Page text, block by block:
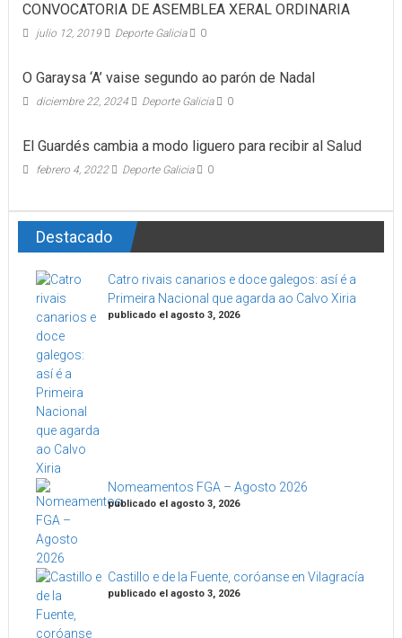
CONVOCATORIA DE ASEMBLEA XERAL ORDINARIA
julio 12, 2019 Deporte Galicia 0
O Garaysa ‘A’ vaise segundo ao parón de Nadal
diciembre 22, 2024 Deporte Galicia 0
El Guardés cambia a modo liguero para recibir al Salud
febrero 4, 2022 Deporte Galicia 0
Destacado
Catro rivais canarios e doce galegos: así é a
Primeira Nacional que agarda ao Calvo Xiria
publicado el agosto 3, 2026
Nomeamentos FGA – Agosto 2026
publicado el agosto 3, 2026
Castillo e de la Fuente, coróanse en Vilagracía
publicado el agosto 3, 2026